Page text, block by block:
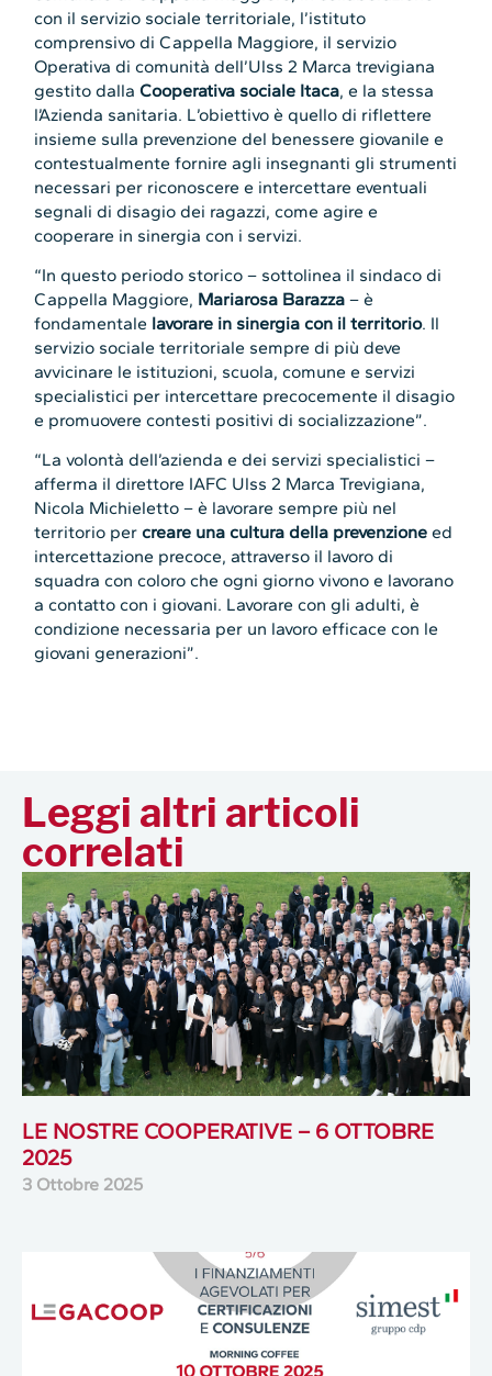
con il servizio sociale territoriale, l’istituto
comprensivo di Cappella Maggiore, il servizio
Operativa di comunità dell’Ulss 2 Marca trevigiana
gestito dallaCooperativa sociale Itaca, e la stessa
l’Azienda sanitaria. L’obiettivo è quello di riflettere
insieme sulla prevenzione del benessere giovanile e
contestualmente fornire agli insegnanti gli strumenti
necessari per riconoscere e intercettare eventuali
segnali di disagio dei ragazzi, come agire e
cooperare in sinergia con i servizi.
“In questo periodo storico – sottolinea il sindaco di
Cappella Maggiore, Mariarosa Barazza – è
fondamentale lavorare in sinergia con il territorio. Il
servizio sociale territoriale sempre di più deve
avvicinare le istituzioni, scuola, comune e servizi
specialistici per intercettare precocemente il disagio
e promuovere contesti positivi di socializzazione”.
“La volontà dell’azienda e dei servizi specialistici –
afferma il direttore IAFC Ulss 2 Marca Trevigiana,
Nicola Michieletto – è lavorare sempre più nel
territorio percreare una cultura della prevenzione ed
intercettazione precoce, attraverso il lavoro di
squadra con coloro che ogni giorno vivono e lavorano
a contatto con i giovani. Lavorare con gli adulti, è
condizione necessaria per un lavoro efficace con le
giovani generazioni”.
Leggi altri articoli
correlati
LE NOSTRE COOPERATIVE – 6 OTTOBRE
2025
3 Ottobre 2025